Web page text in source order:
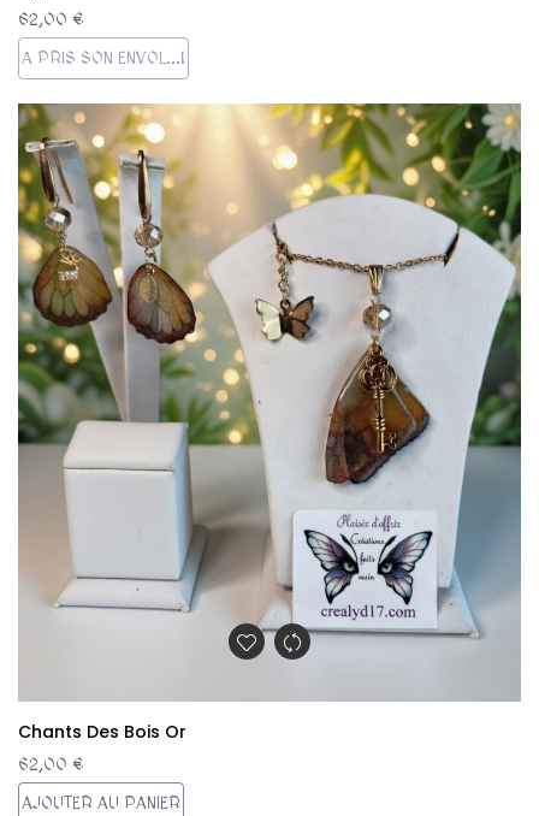
62,00 €
Chants Des Bois Or
62,00 €
AJOUTER AU PANIER